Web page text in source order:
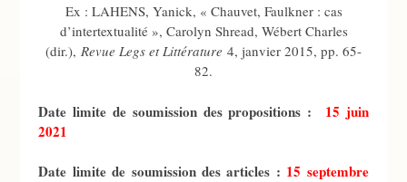
Ex : LAHENS, Yanick, « Chauvet, Faulkner : cas
d’intertextualité », Carolyn Shread, Wébert Charles
(dir.), Revue Legs et Littérature 4, janvier 2015, pp. 65-
82.
Date limite de soumission des propositions : 15 juin
2021
Date limite de soumission des articles : 15 septembre